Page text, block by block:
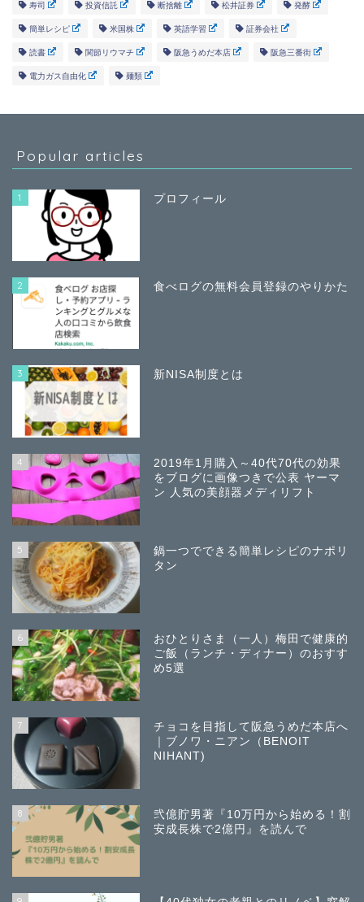
寿司 投資信託 断捨離 松井証券 発酵
簡単レシピ 米国株 英語学習 証券会社
読書 関節リウマチ 阪急うめだ本店 阪急三番街
電力ガス自由化 麺類
Popular articles
1 プロフィール
2 食べログの無料会員登録のやりかた
3 新NISA制度とは
4
2019年1月購入～40代70代の効果
をブログに画像つきで公表 ヤーマ
ン 人気の美顔器メディリフト
5
鍋一つでできる簡単レシピのナポリ
タン
6
おひとりさま（一人）梅田で健康的
ご飯（ランチ・ディナー）のおすす
め5選
7
チョコを目指して阪急うめだ本店へ
｜ブノワ・ニアン（BENOIT
NIHANT)
8
弐億貯男著『10万円から始める！割
安成長株で2億円』を読んで